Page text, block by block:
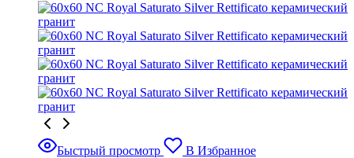
Быстрый просмотр В Избранное